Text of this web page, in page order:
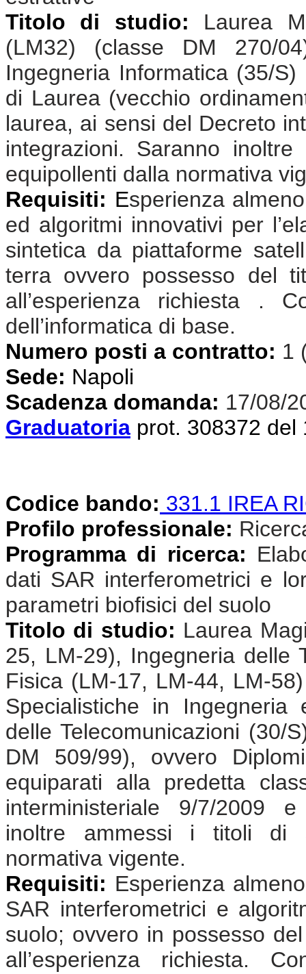
Titolo di studio:
Laurea
(LM32) (classe DM 270/
Ingegneria Informatica (35/
di Laurea (vecchio
laurea, ai sensi del Decreto
integrazioni. Saranno
equipollenti dalla normativa
Requisiti: Esperienza
ed algoritmi innovativi per
sintetica da piattaforme
terra ovvero possesso del
all’esperienza richiesta .
dell’informatica di base.
Numero posti a contratto: 1
Sede: Napoli
Scadenza domanda: 17/08/
Graduatoria prot. 308372 del
Codice bando: 331.1 IREA
Profilo professionale:
Programma di ricerca:
dati SAR interferometrici e
parametri biofisici del suolo
Titolo di studio: Laurea
25, LM-29), Ingegneria delle
Fisica (LM-17, LM-44, LM-
Specialistiche in Ingegneria
delle Telecomunicazioni (30/
DM 509/99), ovvero
equiparati alla predetta
interministeriale 9/7/2009
inoltre ammessi i titoli di
normativa vigente.
Requisiti: Esperienza
SAR interferometrici e
suolo; ovvero in possesso
all’esperienza richiesta.